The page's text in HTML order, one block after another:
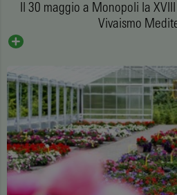
Il 30 maggio a Monopoli la
Vivaismo